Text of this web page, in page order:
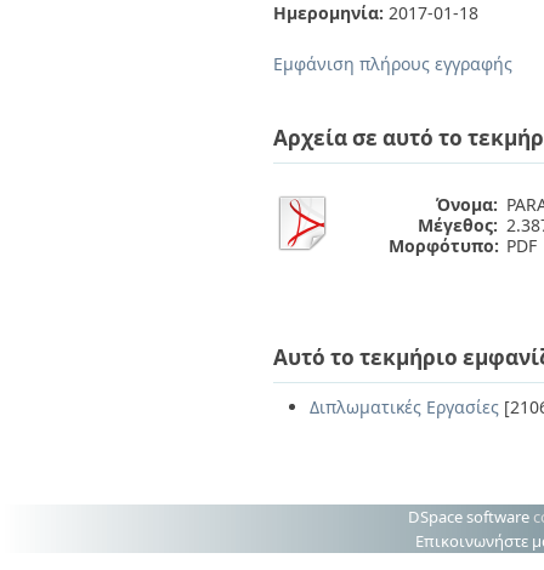
Ημερομηνία: 2017-01-18
Εμφάνιση πλήρους εγγραφής
Αρχεία σε αυτό το
Όνομα:
Μέγεθος:
Μορφότυπο: PDF
Αυτό το τεκμήριο
Διπλωματικές Εργασίες
DSpace software
Επικοινωνήστε